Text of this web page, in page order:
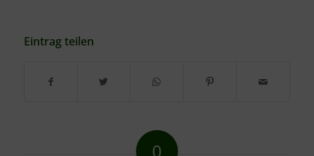
Eintrag teilen
0